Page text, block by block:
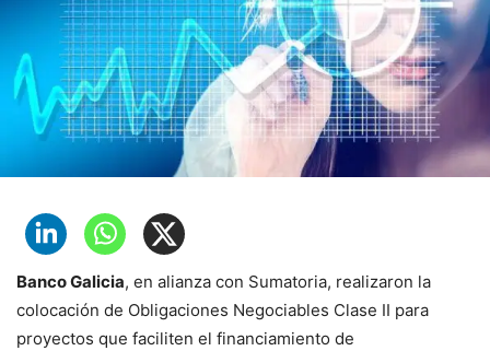
Banco Galicia, en alianza con Sumatoria, realizaron la
colocación de Obligaciones Negociables Clase II para
proyectos que faciliten el financiamiento de